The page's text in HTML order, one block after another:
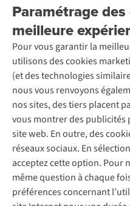
Paramétrage
meilleure
Pour vous garantir la
utilisons des cookies
(et des technologies
nous vous renvoyons
nos sites, des tiers placent
vous montrer des publicités
site web. En outre, des
réseaux sociaux. En
acceptez cette option. Pour
même question à chaque
préférences concernant
Retourner
Rétractation d'une commande
Entretien & réparations
Garantie
Contactez-nous
Entreprise responsable
À propos d’Ayacucho
Nos magasins
À propos d’A.S.Adventure
Déclaration d'accessibilité
Location / Location sports
Seconde-main
Entretien de ski
Service de lavage
Entretien de chaussures
Réparation de chaussures
Réparation de vêtements
Retouches
Pour les entreprises
Découvrez
A.S.Magazine
Explore Camp
Expertise & conseils
Abonnez-vous à la